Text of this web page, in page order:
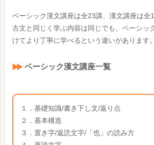
ベーシック漢文講座は全23講、漢文講座は全
古文と同じく学ぶ内容は同じでも、ベーシッ
けてより丁寧に学べるという違いがあります。
ベーシック漢文講座一覧
１．基礎知識/書き下し文/返り点
２．基本構造
３．置き字/返読文字/「也」の読み方